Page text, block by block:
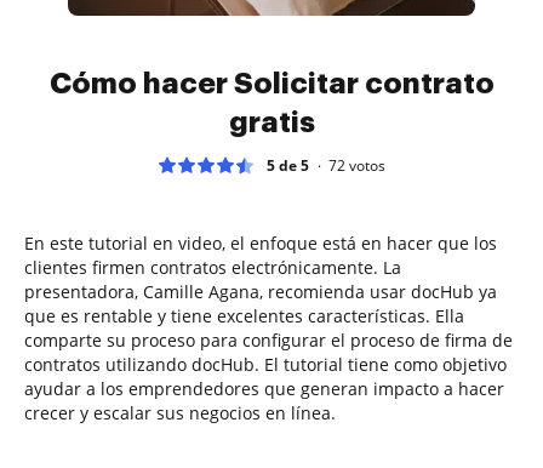
Cómo hacer Solicitar contrato
gratis
5 de 5 72votos
En este tutorial en video, el enfoque está en hacer que los
clientes firmen contratos electrónicamente. La
presentadora, Camille Agana, recomienda usar docHub ya
que es rentable y tiene excelentes características. Ella
comparte su proceso para configurar el proceso de firma de
contratos utilizando docHub. El tutorial tiene como objetivo
ayudar a los emprendedores que generan impacto a hacer
crecer y escalar sus negocios en línea.